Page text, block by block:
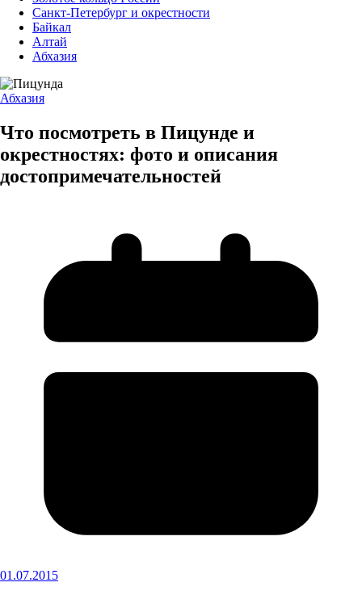
Санкт-Петербург и окрестности
Байкал
Алтай
Абхазия
Абхазия
Что посмотреть в Пицунде и
окрестностях: фото и описания
достопримечательностей
01.07.2015